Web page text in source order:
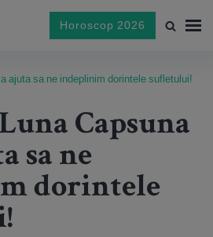
Horoscop 2026
ajuta sa ne indeplinim dorintele sufletului!
Capsuna
sa ne
dorintele